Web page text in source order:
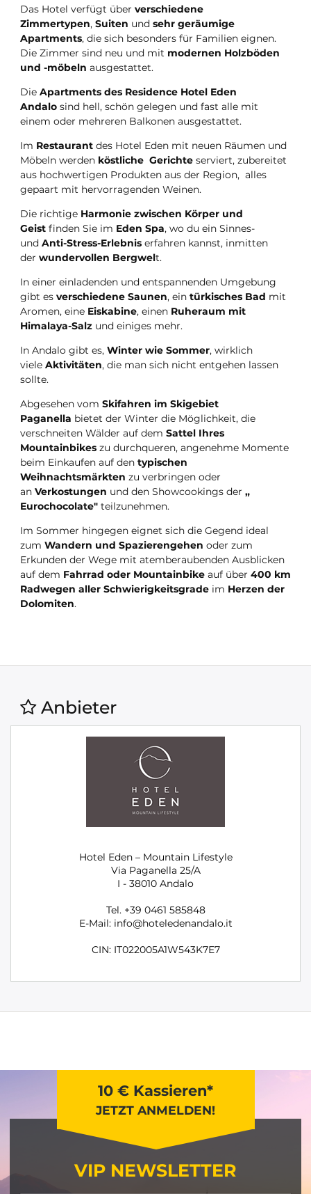
Das Hotel verfügt über verschiedene
Zimmertypen, Suiten und sehr geräumige
Apartments, die sich besonders für Familien eignen.
Die Zimmer sind neu und mit modernen Holzböden
und -möbeln ausgestattet.
Die Apartments des Residence Hotel Eden
Andalo sind hell, schön gelegen und fast alle mit
einem oder mehreren Balkonen ausgestattet.
Im Restaurant des Hotel Eden mit neuen Räumen und
Möbeln werden köstliche Gerichte serviert, zubereitet
aus hochwertigen Produkten aus der Region, alles
gepaart mit hervorragenden Weinen.
Die richtige Harmonie zwischen Körper und
Geist finden Sie im Eden Spa, wo du ein Sinnes-
und Anti-Stress-Erlebnis erfahren kannst, inmitten
der wundervollen Bergwelt.
In einer einladenden und entspannenden Umgebung
gibt es verschiedene Saunen, ein türkisches Bad mit
Aromen, eine Eiskabine, einen Ruheraum mit
Himalaya-Salz und einiges mehr.
In Andalo gibt es, Winter wie Sommer, wirklich
viele Aktivitäten, die man sich nicht entgehen lassen
sollte.
Abgesehen vom Skifahren im Skigebiet
Paganella bietet der Winter die Möglichkeit, die
verschneiten Wälder auf dem Sattel Ihres
Mountainbikes zu durchqueren, angenehme Momente
beim Einkaufen auf den typischen
Weihnachtsmärkten zu verbringen oder
an Verkostungen und den Showcookings der „
Eurochocolate" teilzunehmen.
Im Sommer hingegen eignet sich die Gegend ideal
zum Wandern und Spazierengehen oder zum
Erkunden der Wege mit atemberaubenden Ausblicken
auf dem Fahrrad oder Mountainbike auf über 400 km
Radwegen aller Schwierigkeitsgrade im Herzen der
Dolomiten.
Anbieter
Hotel Eden – Mountain Lifestyle
Via Paganella 25/A
I - 38010 Andalo
Tel. +39 0461 585848
E-Mail: info@hoteledenandalo.it
CIN: IT022005A1W543K7E7
10 € Kassieren*
JETZT ANMELDEN!
VIP NEWSLETTER